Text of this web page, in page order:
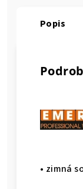
Popis
• zimná